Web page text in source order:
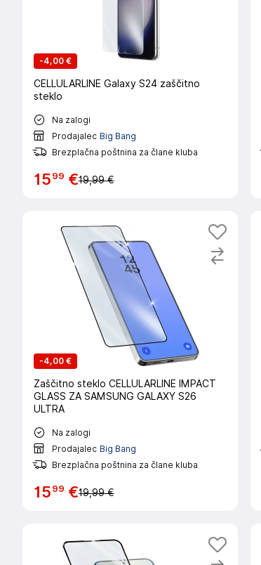
-4,00 €
CELLULARLINE Galaxy S24 zaščitno
steklo
Na zalogi
Prodajalec Big Bang
Brezplačna poštnina za člane kluba
1599 €19,99 €
-4,00 €
Zaščitno steklo CELLULARLINE IMPACT
GLASS ZA SAMSUNG GALAXY S26
ULTRA
Na zalogi
Prodajalec Big Bang
Brezplačna poštnina za člane kluba
1599 €19,99 €